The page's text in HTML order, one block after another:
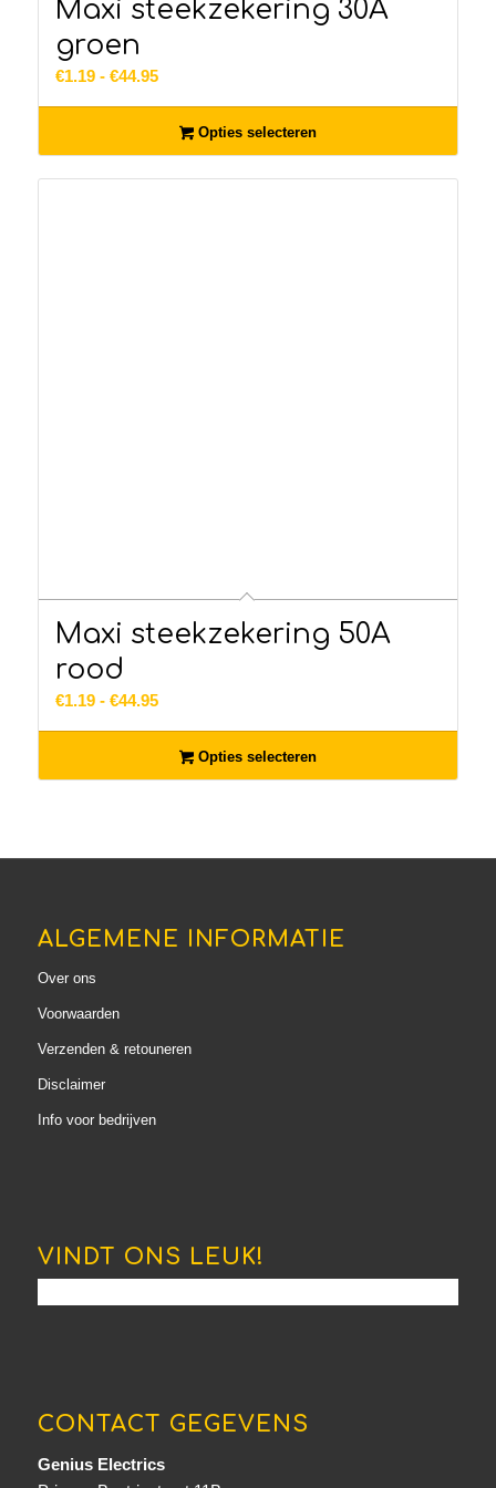
Maxi steekzekering 30A
groen
€1.19 - €44.95Prijsklasse:
€1.19
€44.95
Opties selecteren
Maxi steekzekering 50A
rood
€1.19 - €44.95Prijsklasse:
€44.95
Opties selecteren
ALGEMENE INFORMATIE
Over ons
Voorwaarden
Verzenden & retouneren
Disclaimer
Info voor bedrijven
VINDT ONS LEUK!
CONTACT GEGEVENS
Genius Electrics